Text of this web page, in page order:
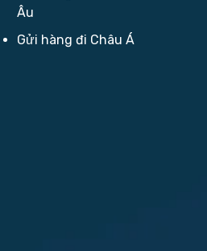
Âu
Gửi hàng đi Châu Á